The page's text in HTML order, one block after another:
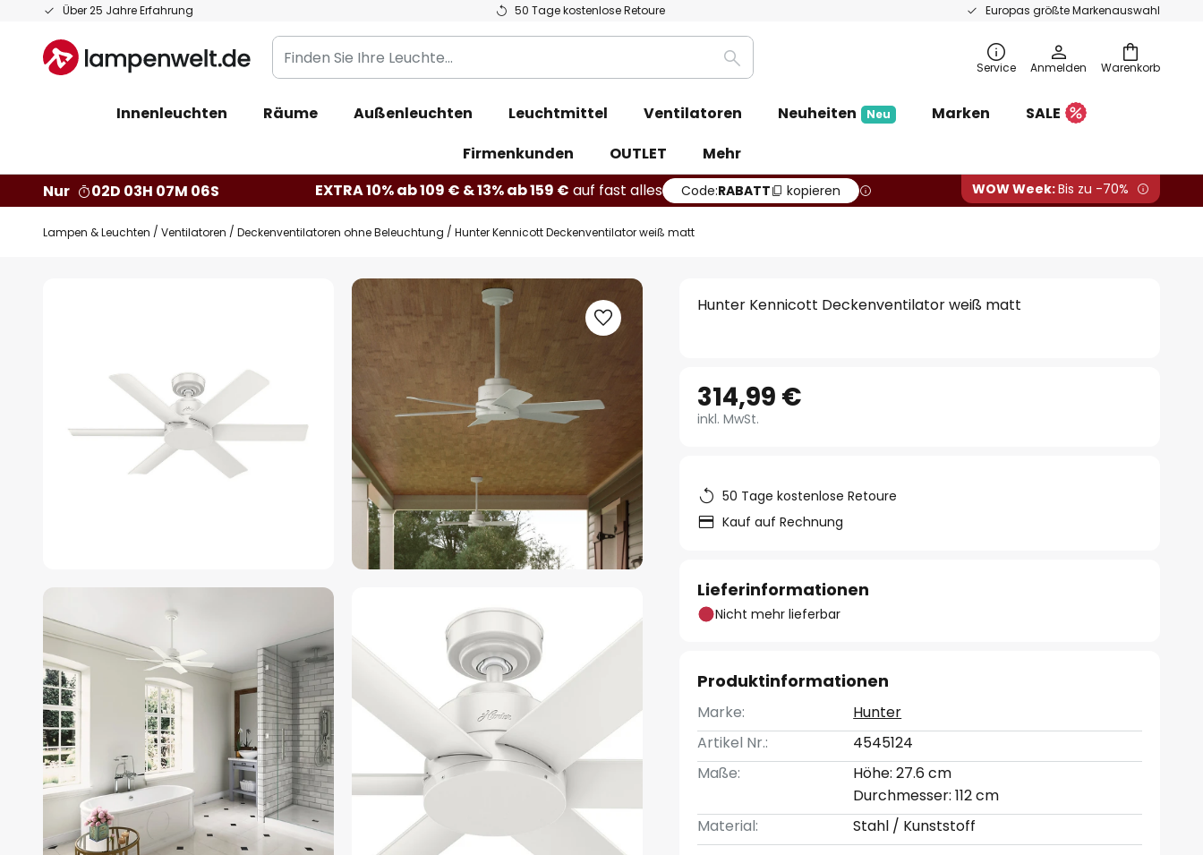
Über 25 Jahre Erfahrung 50 Tage kostenlose Retoure Europas größte Markenauswahl
Zum
springen
Warenkorb
Finden
Sie
Leuchte...
Suche Service Anmelden
Innenleuchten Räume Außenleuchten Leuchtmittel Ventilatoren Neuheiten Neu Marken
SALE
Firmenkunden
OUTLET
Mehr
Nur
02D 03H 07M 05S EXTRA 10% ab 109 € & 13% ab 159 € auf fast alles Code:RABATT kopieren WOW Week:Bis zu -70%
Lampen & Leuchten Ventilatoren Deckenventilatoren ohne Beleuchtung Hunter Kennicott Deckenventilator weiß matt
Hunter Kennicott Deckenventilator weiß matt
314,99 €
inkl. MwSt.
50 Tage kostenlose Retoure
Kauf auf Rechnung
Lieferinformationen
Nicht mehr lieferbar
Produktinformationen
Marke:
Hunter
Artikel Nr.:
4545124
Maße:
Höhe: 27.6 cm
Durchmesser: 112 cm
Material:
Stahl / Kunststoff